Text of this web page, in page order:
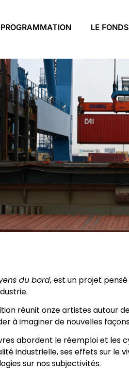
LE
du bord, est un projet
réunit onze artistes autour
à imaginer de nouvelles
abordent le réemploi et les
industrielle, ses effets sur le
sur nos subjectivités.